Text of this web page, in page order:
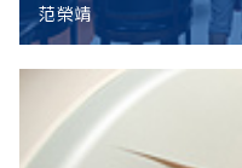
范榮靖